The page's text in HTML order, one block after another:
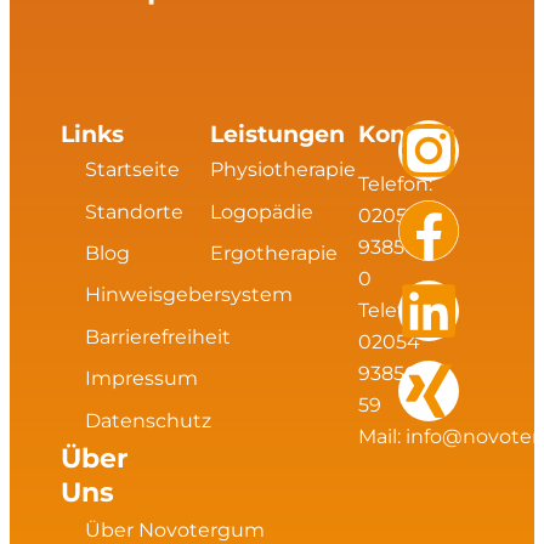
Links
Startseite
Standorte
Blog
Hinweisgebersystem
Barrierefreiheit
Impressum
Datenschutz
Über
Uns
Über Novotergum
Leistungen
Physiotherapie
Logopädie
Ergotherapie
Kontakt
Telefon:
02054
93856
0
Telefax:
02054
93856
59
Mail:
I
n
s
t
a
g
F
a
c
e
b
o
L
i
n
k
e
d
X
i
n
g